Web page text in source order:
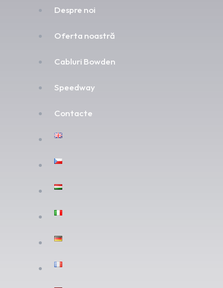
Despre noi
Oferta noastră
Cabluri Bowden
Speedway
Contacte